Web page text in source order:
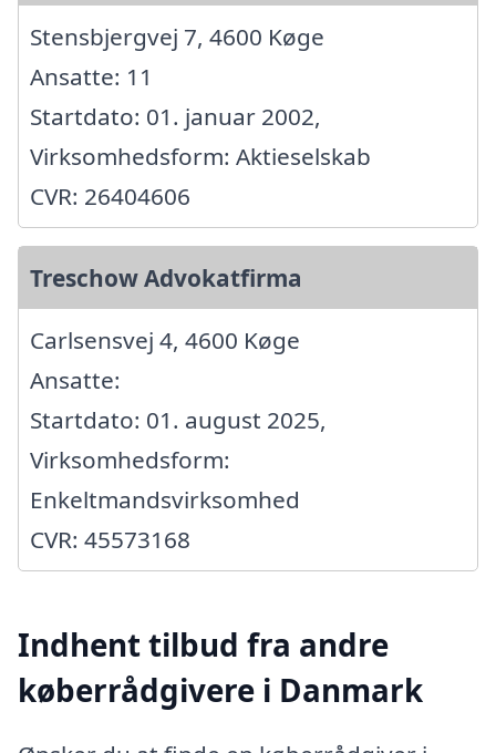
Stensbjergvej 7, 4600 Køge
Ansatte: 11
Startdato: 01. januar 2002,
Virksomhedsform: Aktieselskab
CVR: 26404606
Treschow Advokatfirma
Carlsensvej 4, 4600 Køge
Ansatte:
Startdato: 01. august 2025,
Virksomhedsform:
Enkeltmandsvirksomhed
CVR: 45573168
Indhent tilbud fra andre
køberrådgivere i Danmark